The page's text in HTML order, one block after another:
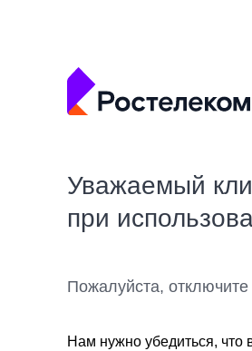
Уважаемый
при
Пожалуйста,
Нам нужно убедиться, что